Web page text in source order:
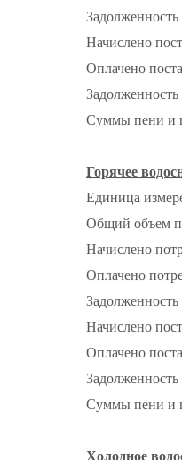
Начислено
Оплачено
Суммы пени и
Горячее
Единица
Общий объем
Начислено
Оплачено
Начислено
Оплачено
Суммы пени и
Холодное